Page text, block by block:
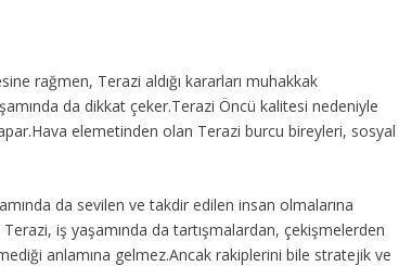
rağmen, Terazi aldığı kararları muhakkak
da dikkat çeker.Terazi Öncü kalitesi nedeniyle
elemetinden olan Terazi burcu bireyleri, sosyal
da sevilen ve takdir edilen insan olmalarına
iş yaşamında da tartışmalardan, çekişmelerden
anlamına gelmez.Ancak rakiplerini bile stratejik ve